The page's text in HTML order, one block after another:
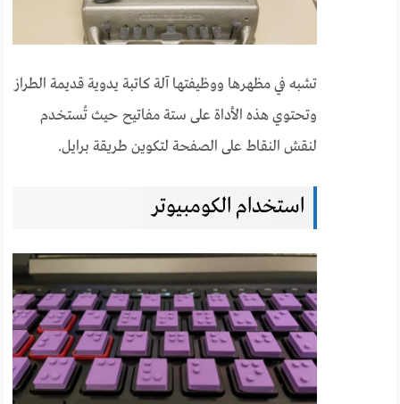
تشبه في مظهرها ووظيفتها آلة كاتبة يدوية قديمة الطراز
وتحتوي هذه الأداة على ستة مفاتيح حيث تُستخدم
لنقش النقاط على الصفحة لتكوين طريقة برايل.
استخدام الكومبيوتر